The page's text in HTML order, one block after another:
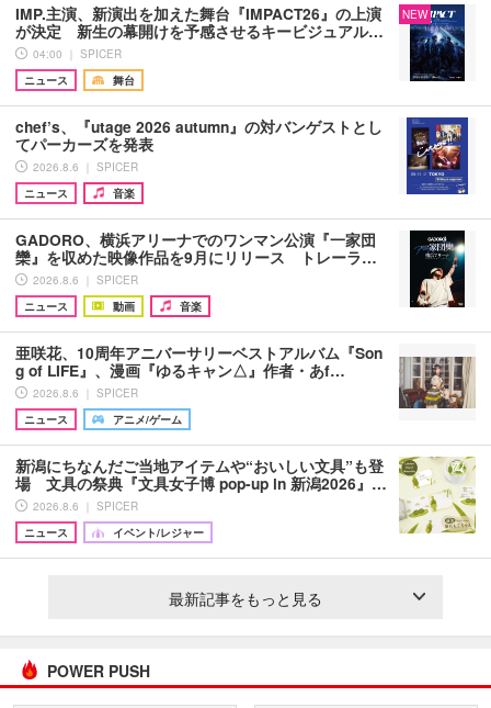
IMP.主演、新演出を加えた舞台『IMPACT26』の上演
が決定 新生の幕開けを予感させるキービジュアル…
04:00 ｜ SPICER
ニュース
舞台
NEW
chef’s、『utage 2026 autumn』の対バンゲストとし
てパーカーズを発表
2026.8.6 ｜ SPICER
ニュース
音楽
GADORO、横浜アリーナでのワンマン公演『一家団
欒』を収めた映像作品を9月にリリース トレーラ…
2026.8.6 ｜ SPICER
ニュース
動画 音楽
亜咲花、10周年アニバーサリーベストアルバム『Son
g of LIFE』、漫画『ゆるキャン△』作者・あf…
2026.8.6 ｜ SPICER
ニュース
アニメ/ゲーム
新潟にちなんだご当地アイテムや“おいしい文具”も登
場 文具の祭典『文具女子博 pop-up in 新潟2026』…
2026.8.6 ｜ SPICER
ニュース
イベント/レジャー
最新記事をもっと見る
POWER PUSH